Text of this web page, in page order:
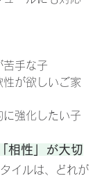
苦手な子
性が欲しいご家
強化したい子
相性」が大切
イルは、どれが